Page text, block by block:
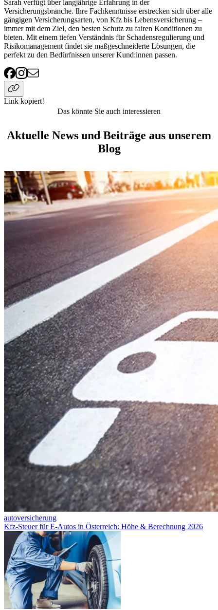
Sarah verfügt über langjährige Erfahrung in der
Versicherungsbranche. Ihre Fachkenntnisse erstrecken sich über alle
gängigen Versicherungsarten, von Kfz bis Lebensversicherung –
immer mit dem Ziel, den besten Schutz zu fairen Konditionen zu
bieten. Mit einem tiefen Verständnis für Schadensregulierung und
Risikomanagement findet sie maßgeschneiderte Lösungen, die
perfekt zu den Bedürfnissen unserer Kund:innen passen.
Link kopiert!
Das könnte Sie auch interessieren
Aktuelle News und Beiträge aus unserem
Blog
autoversicherung
Kfz-Steuer für E-Autos in Österreich: Höhe & Berechnung 2026